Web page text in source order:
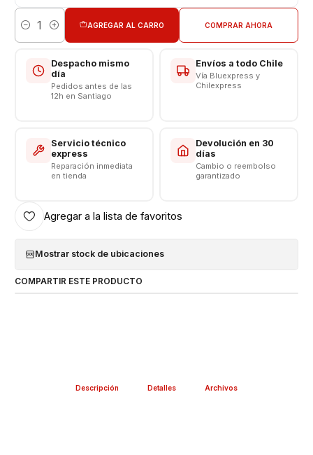
GARANTIZADA
[http://listado.mercadolibre.cl/_CustId_144066650]
Cantidad
AGREGAR AL CARRO COMPRAR AHORA
Despacho mismo
día
Pedidos antes de las
12h en Santiago
Envíos a todo Chile
Vía Bluexpress y
Chilexpress
Servicio técnico
express
Reparación inmediata
en tienda
Devolución en 30
días
Cambio o reembolso
garantizado
Agregar a la lista de favoritos
Mostrar stock de ubicaciones
COMPARTIR ESTE PRODUCTO
Descripción Detalles Archivos